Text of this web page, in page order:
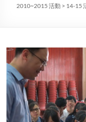
2010~2015 活動 > 14-15